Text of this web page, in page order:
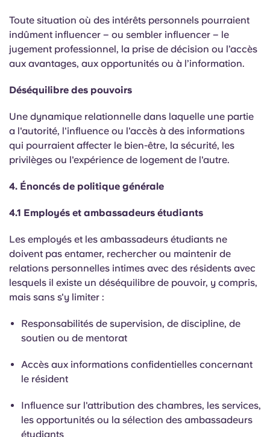
Toute situation où des intérêts personnels pourraient
indûment influencer – ou sembler influencer – le
jugement professionnel, la prise de décision ou l’accès
aux avantages, aux opportunités ou à l’information.
Déséquilibre des pouvoirs
Une dynamique relationnelle dans laquelle une partie
a l'autorité, l'influence ou l'accès à des informations
qui pourraient affecter le bien-être, la sécurité, les
privilèges ou l'expérience de logement de l'autre.
4. Énoncés de politique générale
4.1 Employés et ambassadeurs étudiants
Les employés et les ambassadeurs étudiants ne
doivent pas entamer, rechercher ou maintenir de
relations personnelles intimes avec des résidents avec
lesquels il existe un déséquilibre de pouvoir, y compris,
mais sans s'y limiter :
Responsabilités de supervision, de discipline, de
soutien ou de mentorat
Accès aux informations confidentielles concernant
le résident
Influence sur l'attribution des chambres, les services,
les opportunités ou la sélection des ambassadeurs
étudiants